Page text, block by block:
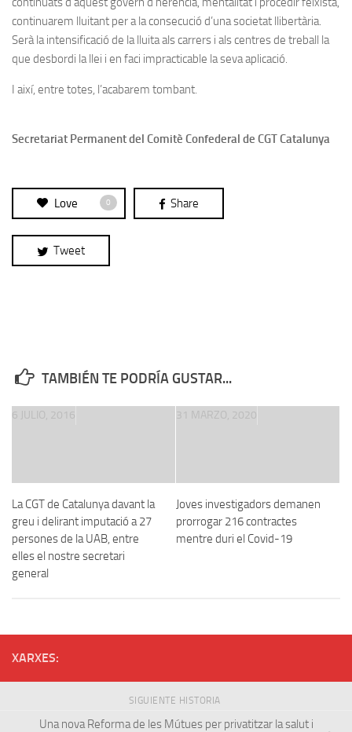
continuarem lluitant per a la consecució d’una societat llibertària.
Serà la intensificació de la lluita als carrers i als centres de treball la
que desbordi la llei i en faci impracticable la seva aplicació.
I així, entre totes, l’acabarem tombant.
Secretariat Permanent del Comitè Confederal de CGT Catalunya
Love 0 Share
Tweet
TAMBIÉN TE PODRÍA GUSTAR...
La CGT de Catalunya davant la
greu i delirant imputació a 27
persones de la UAB, entre
elles el nostre secretari
general
6 JULIO, 2016
Joves investigadors demanen
prorrogar 216 contractes
mentre duri el Covid-19
31 MARZO, 2020
XARXES:
SIGUIENTE HISTORIA
Una nova Reforma de les Mútues per privatitzar la salut i